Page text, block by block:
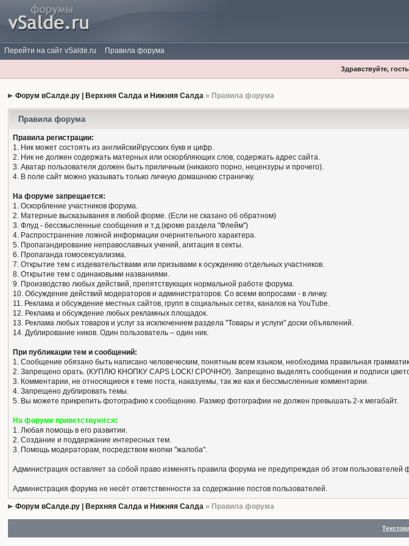
Перейти на сайт vSalde.ru Правила форума
Здравствуйте, гость
Форум вСалде.ру | Верхняя Салда и Нижняя Салда » Правила форума
Правила форума
Правила регистрации:
1. Ник может состоять из английский\русских букв и цифр.
2. Ник не должен содержать матерных или оскорбляющих слов, содержать адрес сайта.
3. Аватар пользователя должен быть приличным (никакого порно, нецензуры и прочего).
4. В поле сайт можно указывать только личную домашнюю страничку.
На форуме запрещается:
1. Оскорбление участников форума.
2. Матерные высказывания в любой форме. (Если не сказано об обратном)
3. Флуд - бессмысленные сообщения и т.д.(кроме раздела "Флейм")
4. Распространение ложной информации очернительного характера.
5. Пропагандирование неправославных учений, агитация в секты.
6. Пропаганда гомосексуализма.
7. Открытие тем с издевательствами или призывами к осуждению отдельных участников.
8. Открытие тем с одинаковыми названиями.
9. Производство любых действий, препятствующих нормальной работе форума.
10. Обсуждение действий модераторов и администраторов. Со всеми вопросами - в личку.
11. Реклама и обсуждение местных сайтов, групп в социальных сетях, каналов на YouTube.
12. Реклама и обсуждение любых рекламных площадок.
13. Реклама любых товаров и услуг за исключением раздела "Товары и услуги" доски объявлений.
14. Дублирование ников. Один пользователь – один ник.
При публикации тем и сообщений:
1. Сообщение обязано быть написано человеческим, понятным всем языком, необходима правильная
2. Запрещено орать. (КУПЛЮ КНОПКУ CAPS LOCK! СРОЧНО!). Запрещено выделять сообщения и подписи
3. Комментарии, не относящиеся к теме поста, наказуемы, так же как и бессмысленные комментарии.
4. Запрещено дублировать темы.
5. Вы можете прикрепить фотографию к сообщению. Размер фотографии не должен превышать 2-х мегабайт.
На форуме приветствуются:
1. Любая помощь в его развитии.
2. Создание и поддержание интересных тем.
3. Помощь модераторам, посредством кнопки "жалоба".
Администрация оставляет за собой право изменять правила форума не предупреждая об этом пользователей
Администрация форума не несёт ответственности за содержание постов пользователей.
Форум вСалде.ру | Верхняя Салда и Нижняя Салда » Правила форума